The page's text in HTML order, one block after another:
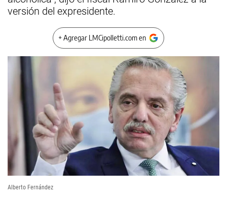
versión del expresidente.
+ Agregar LMCipolletti.com en
Alberto Fernández